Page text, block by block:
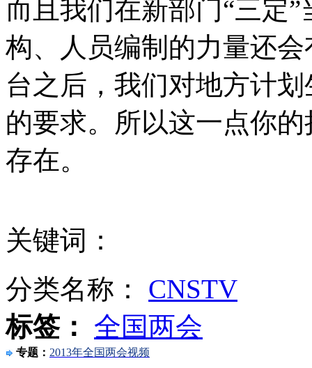
安徽一实载49人客车翻车
走！跟着总书记去植树
消防员救轻生者
纽约上演“枕头大战”
司机酒驾遇交警 急速倒车逃窜
而且我们在新部门“三定
构、人员编制的力量还
台之后，我们对地方计
的要求。所以这一点你
存在。
关键词：
分类名称： CNSTV
标签：
全国两会
专题： 2013年全国两会视频